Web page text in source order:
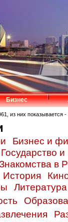
Бизнес
из них показывается
Бизнес и
Государство
в
История